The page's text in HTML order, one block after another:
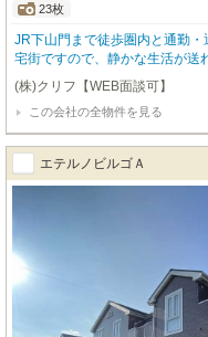
23枚
JR下山門まで徒歩圏内と通勤
宅街ですので、静かな生活が送
はじめ、ショッピングセンター
ス・トイレ別は当然のこと、室
スコンロと設備も充実しており
様々なお部屋のコーディネート
設定すればスマホの制限容量も
(株)クリフ【WEB面談可】
この会社の全物件を見る
エテルノビルゴＡ